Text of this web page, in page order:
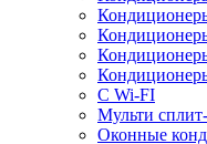
С Wi-FI
Мульти
Оконные